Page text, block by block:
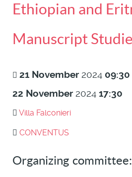
Ethiopian and
Manuscript
21 November 2024 09:30
22 November 2024 17:30
Villa Falconieri
CONVENTUS
Organizing